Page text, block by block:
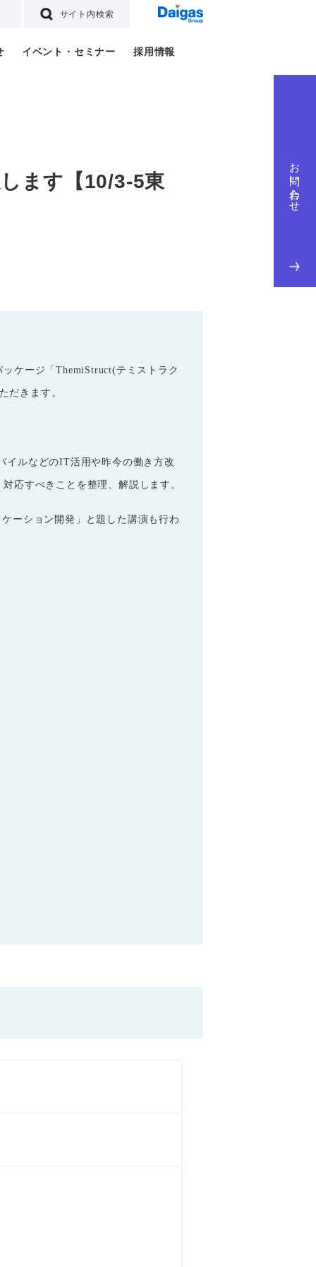
サイト内検索
イベント・セミナー 採用情報
お問い合わせ
ます【10/3-5東
ッケージ「ThemiStruct(テミストラク
だきます 。
イルなどのIT活用や昨今の働き方改
応すべきことを整理、解説します。
ーション開発」と題した講演も行わ